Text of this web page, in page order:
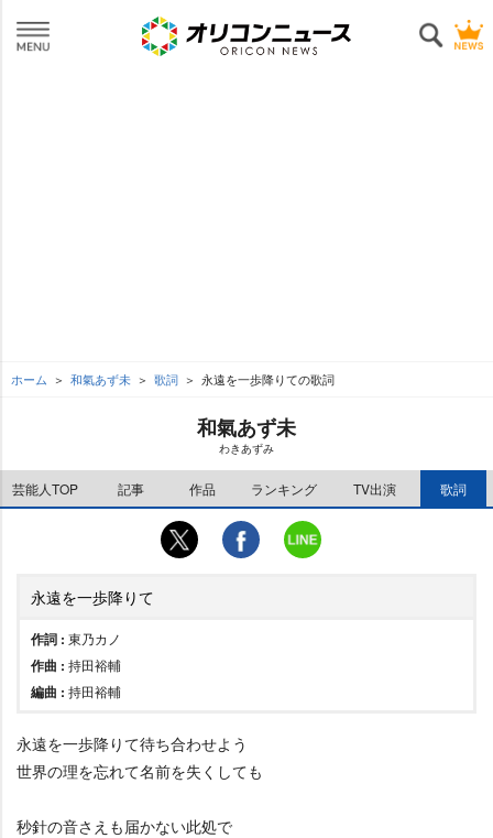
ホーム 和氣あず未 歌詞 永遠を一歩降りての歌詞
和氣あず未
わきあずみ
芸能人TOP 記事 作品 ランキング TV出演 歌詞
永遠を一歩降りて
作詞 : 東乃カノ
作曲 : 持田裕輔
編曲 : 持田裕輔
永遠を一歩降りて待ち合わせよう
世界の理を忘れて名前を失くしても
秒針の音さえも届かない此処で